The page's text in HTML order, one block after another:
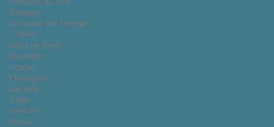
Bretagne
Le Fumet des Dombes
Miels
Miels de fleurs
Montagne
Acacia
Chataignier
Lavande
Sapin
Ardeche
Drome